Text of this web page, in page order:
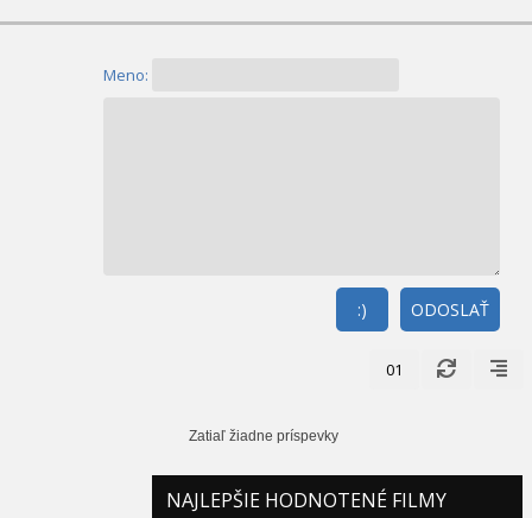
Meno:
ODOSLAŤ
:)
01
Zatiaľ žiadne príspevky
NAJLEPŠIE HODNOTENÉ FILMY